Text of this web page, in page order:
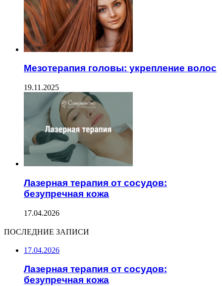
Мезотерапия головы: укрепление волос
19.11.2025
Лазерная терапия от сосудов:
безупречная кожа
17.04.2026
ПОСЛЕДНИЕ ЗАПИСИ
17.04.2026
Лазерная терапия от сосудов:
безупречная кожа